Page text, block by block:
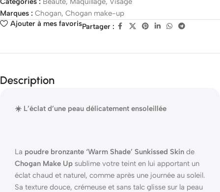
Marques : Chogan, Chogan make-up
Ajouter à mes favorisPartager :
Description
☀️ L’éclat d’une peau délicatement ensoleillée
La poudre bronzante ‘Warm Shade’ Sunkissed Skin de
Chogan Make Up sublime votre teint en lui apportant un
éclat chaud et naturel, comme après une journée au soleil.
Sa texture douce, crémeuse et sans talc glisse sur la peau